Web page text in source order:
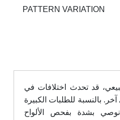
PATTERN VARIATION
قد تحدث اختلافات في
بالنسبة للطلبات الكبيرة
نوصي بشدة بفحص الألواح